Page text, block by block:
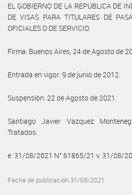
EL GOBIERNO DE LA REPÚBLICA DE
DE VISAS PARA TITULARES DE
OFICIALES O DE SERVICIO.
Firma: Buenos Aires, 24 de Agosto de
Entrada en vigor: 9 de junio de 2012.
Suspensión: 22 de Agosto de 2021.
Santiago Javier Vazquez
Tratados.
e. 31/08/2021 N° 61865/21 v. 31/08/
Fecha de publicación 31/08/2021